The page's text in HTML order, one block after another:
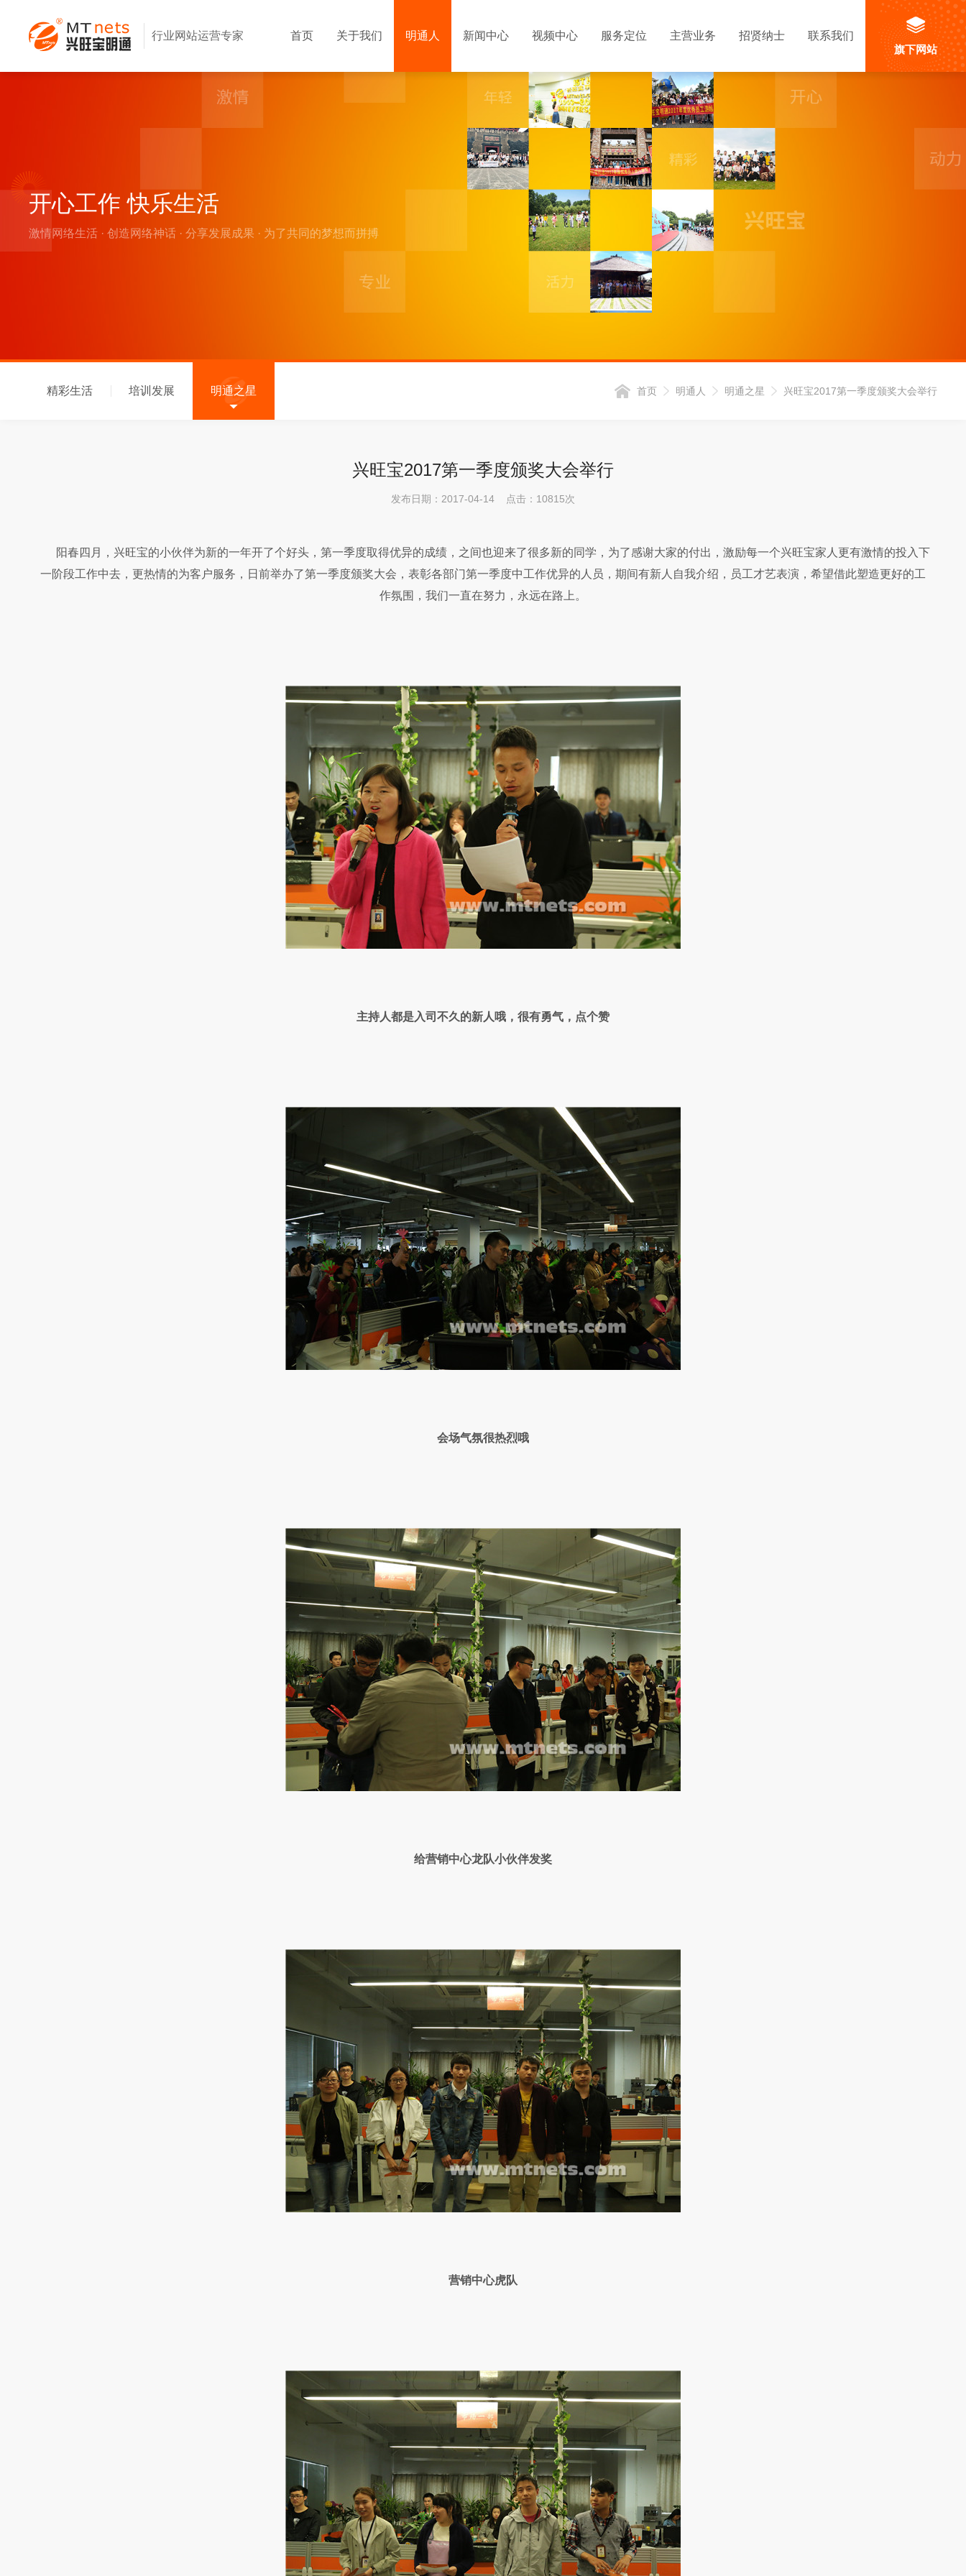
行业网站运营专家
旗下网站
首页 关于我们 明通人 新闻中心 视频中心 服务定位 主营业务 招贤纳士 联系我们
开心工作 快乐生活
激情网络生活 · 创造网络神话 · 分享发展成果 · 为了共同的梦想而拼搏
精彩生活 培训发展 明通之星 首页 明通人 明通之星 兴旺宝2017第一季度颁奖大会举行
兴旺宝2017第一季度颁奖大会举行
发布日期：2017-04-14 点击：10815次
阳春四月，兴旺宝的小伙伴为新的一年开了个好头，第一季度取得优异的成绩，之间也迎来了很多新的同学，为了感谢大家的付出，激励每一个兴旺宝家人更有激情的投入下
一阶段工作中去，更热情的为客户服务，日前举办了第一季度颁奖大会，表彰各部门第一季度中工作优异的人员，期间有新人自我介绍，员工才艺表演，希望借此塑造更好的工
作氛围，我们一直在努力，永远在路上。
主持人都是入司不久的新人哦，很有勇气，点个赞
会场气氛很热烈哦
给营销中心龙队小伙伴发奖
营销中心虎队